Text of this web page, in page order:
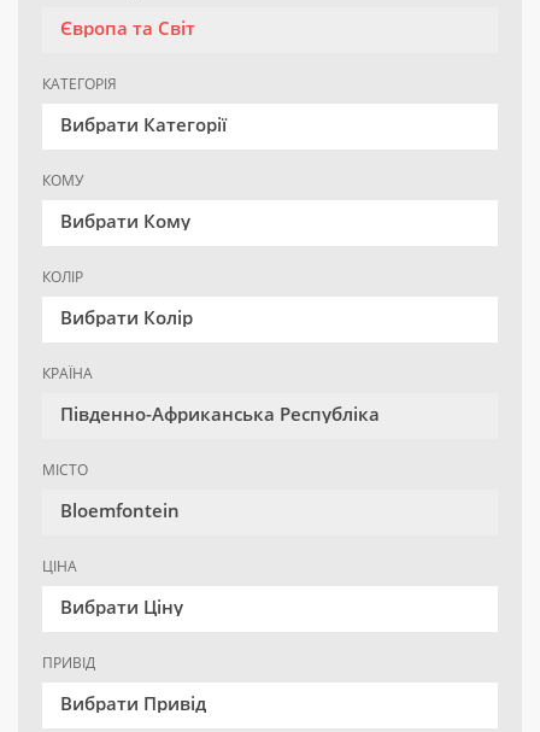
Європа та Світ
КАТЕГОРІЯ
Вибрати Категорії
КОМУ
Вибрати Кому
КОЛІР
Вибрати Колір
КРАЇНА
Південно-Африканська Республіка
МІСТО
Bloemfontein
ЦІНА
Вибрати Ціну
ПРИВІД
Вибрати Привід